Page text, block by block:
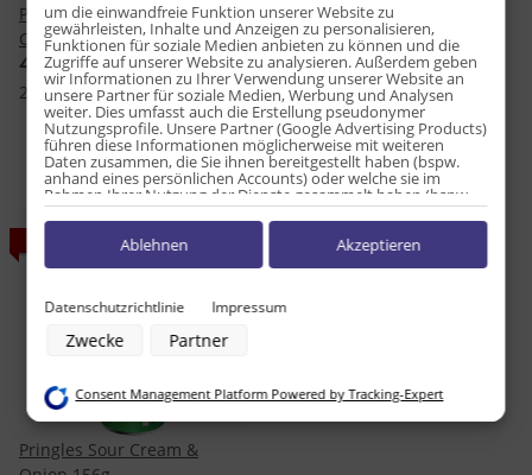
Pringles Cheddar & Sour
Cream 156g
4,49 €*
2,84 € pro 100 g
Pringles Dill Pickle 158g
4,49 €*
2,84 € pro 100 g
Pringles Sour Cream &
um die einwandfreie Funktion unserer Website zu
gewährleisten, Inhalte und Anzeigen zu personalisieren,
Funktionen für soziale Medien anbieten zu können und die
Zugriffe auf unserer Website zu analysieren. Außerdem geben
wir Informationen zu Ihrer Verwendung unserer Website an
unsere Partner für soziale Medien, Werbung und Analysen
weiter. Dies umfasst auch die Erstellung pseudonymer
Nutzungsprofile. Unsere Partner (Google Advertising Products)
führen diese Informationen möglicherweise mit weiteren
Daten zusammen, die Sie ihnen bereitgestellt haben (bspw.
anhand eines persönlichen Accounts) oder welche sie im
Rahmen Ihrer Nutzung der Dienste gesammelt haben (bspw.
Nutzungsdaten anderer Geräte). Ihre Einwilligung zur Nutzung
von Cookies und Pixeln können Sie jederzeit widerrufen,
indem Sie auf den Datenschutz-Button links unten klicken und
dort die entsprechenden Anpassungen vornehmen.
Zwecke der Datenverarbeitung durch unsere Partner:
Verwendung reduzierter Daten zur Auswahl von Werbeanzeigen
Erstellung von Profilen zur Personalisierung von Inhalten
Verwendung von Profilen zur Auswahl personalisierter Inhalte
Messung der Werbeleistung
Messung der Performance von Inhalten
Datenschutzrichtlinie Impressum
Zwecke Partner
Ablehnen Akzeptieren
Consent Management Platform Powered by Tracking-Expert